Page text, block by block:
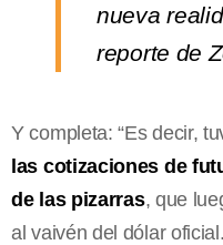
nueva
reporte de
Y completa: “Es decir,
las cotizaciones de
de las pizarras, que
al vaivén del dólar